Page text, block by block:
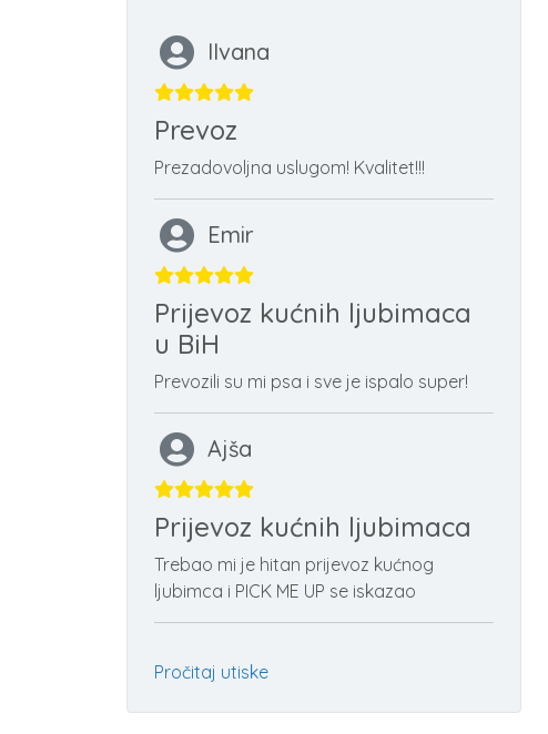
Ilvana
Prevoz
Prezadovoljna uslugom! Kvalitet!!!
Emir
Prijevoz kućnih ljubimaca
u BiH
Prevozili su mi psa i sve je ispalo super!
Ajša
Prijevoz kućnih ljubimaca
Trebao mi je hitan prijevoz kućnog
ljubimca i PICK ME UP se iskazao
Pročitaj utiske